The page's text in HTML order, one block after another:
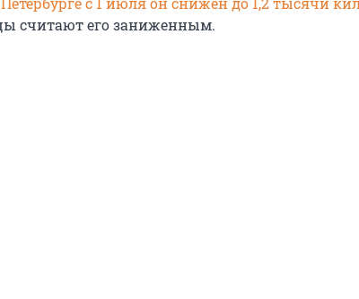
считают его заниженным.